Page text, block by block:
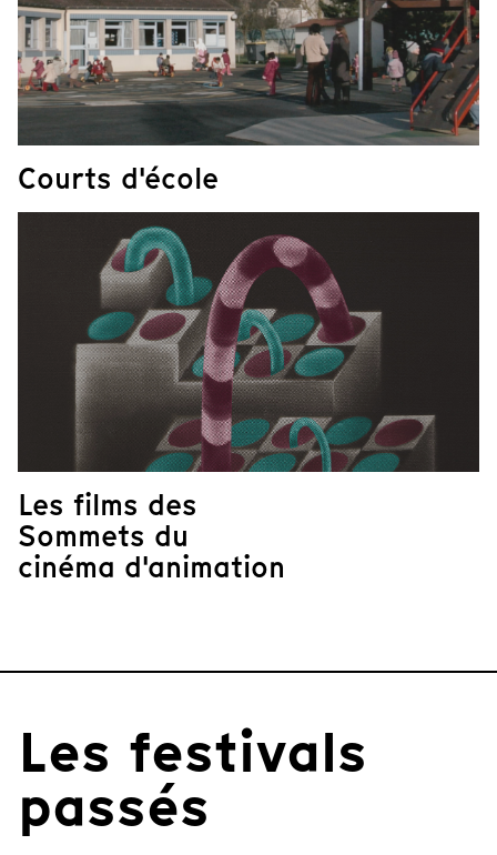
Courts d'école
Les films des
Sommets du
cinéma d'animation
Les festivals
passés